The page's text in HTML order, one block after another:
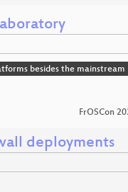
besides the mainstream
FrOSCon
deployments